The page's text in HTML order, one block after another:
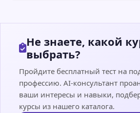
Не знаете, какой
выбрать?
Пройдите бесплатный тест на
профессию. AI-консультант
ваши интересы и навыки,
курсы из нашего каталога.